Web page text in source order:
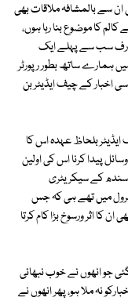
ان سے بالمشافہ ملاقات بھی
کالم کا موضوع بنا رہا ہوں،
سب سے پہلے ایک
ہمارے ساتھ بطور رپورٹر
اخبار کے چیف ایڈیٹر بن
ایڈیٹر بلحاظ عہدہ اس کا
پیدا کرنا اس کی اولین
سندھ کے سیکریٹری
میں تھے ہی کہ جس
کا اثر ورسوخ بڑا کام کرتا
جو انھوں نے خوب نبھائی
نہ ملا ہو، پھر انھوں نے